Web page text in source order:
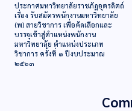
ประกาศมหาวิทยาลัยราชภัฏอุตรดิตถ์
เรื่อง รับสมัครพนักงานมหาวิทยาลัย
(พ) สายวิชาการ เพื่อคัดเลือกและ
บรรจุเข้าสู่ตำแหน่งพนักงาน
มหาวิทยาลัย ตำแหน่งประเภท
วิชาการ ครั้งที่ ๑ ปีงบประมาณ
๒๕๖๓